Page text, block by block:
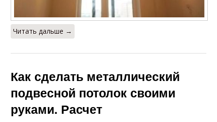
Читать дальше →
Как сделать металлический
подвесной потолок своими
руками. Расчет